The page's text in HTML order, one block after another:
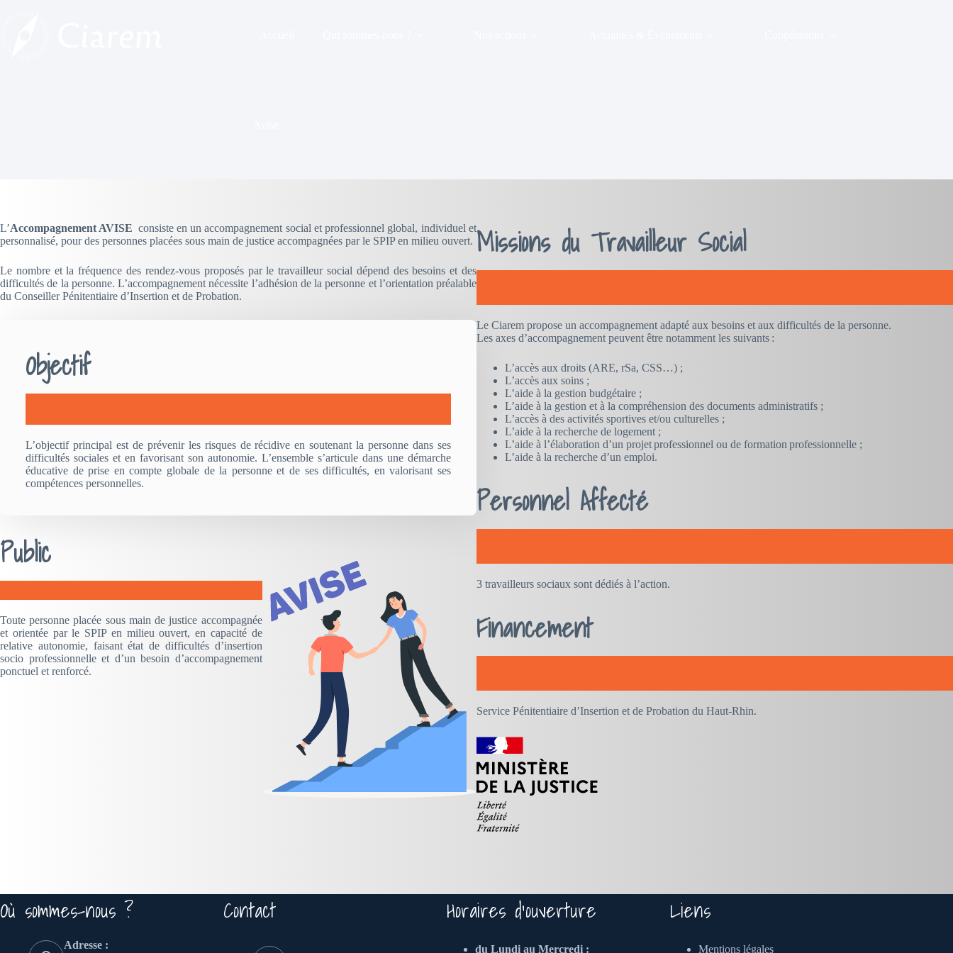
L’Accompagnement AVISE consiste en un accompagnement social et professionnel global, individuel et
personnalisé, pour des personnes placées sous main de justice accompagnées par le SPIP en milieu ouvert.
Le nombre et la fréquence des rendez-vous proposés par le travailleur social dépend des besoins et des
difficultés de la personne. L’accompagnement nécessite l’adhésion de la personne et l’orientation préalable
du Conseiller Pénitentiaire d’Insertion et de Probation.
Objectif
L’objectif principal est de prévenir les risques de récidive en soutenant la personne dans ses
difficultés sociales et en favorisant son autonomie. L’ensemble s’articule dans une démarche
éducative de prise en compte globale de la personne et de ses difficultés, en valorisant ses
compétences personnelles.
Public
Toute personne placée sous main de justice accompagnée
et orientée par le SPIP en milieu ouvert, en capacité de
relative autonomie, faisant état de difficultés d’insertion
socio professionnelle et d’un besoin d’accompagnement
ponctuel et renforcé.
Missions du Travailleur Social
Le Ciarem propose un accompagnement adapté aux besoins et aux difficultés de la personne.
Les axes d’accompagnement peuvent être notamment les suivants :
L’accès aux droits (ARE, rSa, CSS…) ;
L’accès aux soins ;
L’aide à la gestion budgétaire ;
L’aide à la gestion et à la compréhension des documents administratifs ;
L’accès à des activités sportives et/ou culturelles ;
L’aide à la recherche de logement ;
L’aide à l’élaboration d’un projet professionnel ou de formation professionnelle ;
L’aide à la recherche d’un emploi.
Personnel Affecté
3 travailleurs sociaux sont dédiés à l’action.
Financement
Service Pénitentiaire d’Insertion et de Probation du Haut-Rhin.
Où sommes-nous ?
Adresse :
Contact Horaires d'ouverture
du Lundi au Mercredi :
Liens
Mentions légales